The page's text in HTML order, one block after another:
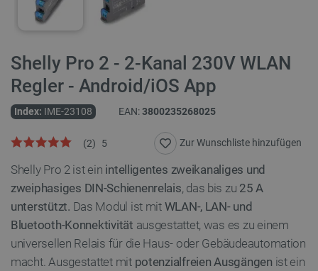
Shelly Pro 2 - 2-Kanal 230V WLAN
Regler - Android/iOS App
Index: IME-23108 EAN:3800235268025
5
(2) Zur Wunschliste hinzufügen
Shelly Pro 2 ist ein intelligentes zweikanaliges und
zweiphasiges DIN-Schienenrelais, das bis zu 25 A
unterstützt. Das Modul ist mitWLAN-, LAN- und
Bluetooth-Konnektivität ausgestattet, was es zu einem
universellen Relais für die Haus- oder Gebäudeautomation
macht. Ausgestattet mit potenzialfreien Ausgängen ist ein